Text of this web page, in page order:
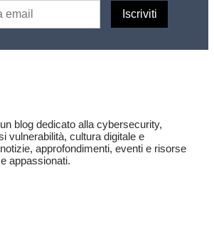
blog dedicato alla cybersecurity,
vulnerabilità, cultura digitale e
approfondimenti, eventi e risorse
appassionati.